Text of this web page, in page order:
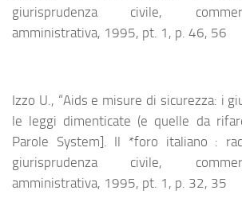
giurisprudenza civile,
amministrativa, 1995, pt. 1, p. 46, 56
Izzo U., “Aids e misure di sicurezza: i
le leggi dimenticate (e quelle da
Parole System]. Il *foro italiano :
giurisprudenza civile,
amministrativa, 1995, pt. 1, p. 32, 35